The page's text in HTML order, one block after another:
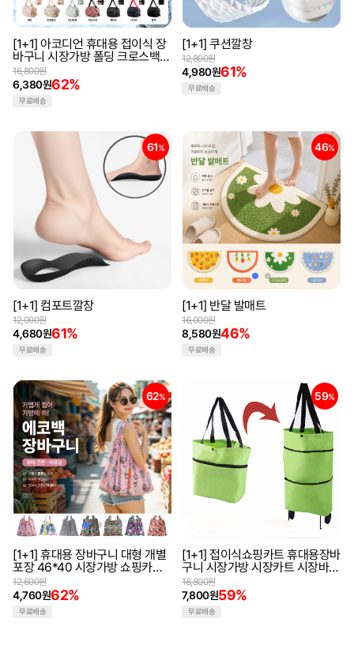
[1+1] 아코디언 휴대용 접이식 장
바구니 시장가방 폴딩 크로스백
마트 대용량 여행가방
6,380원62%
16,800원
무료배송
[1+1] 쿠션깔창
4,980원61%
12,800원
무료배송
61%
[1+1] 컴포트깔창
4,680원61%
12,000원
무료배송
46%
[1+1] 반달 발매트
8,580원46%
16,000원
무료배송
62%
[1+1] 휴대용 장바구니 대형 개별
포장 46*40 시장가방 쇼핑카트
장바구니 에코백 대용량장바구니
보조가방
4,760원62%
12,600원
무료배송
59%
[1+1] 접이식쇼핑카트 휴대용장바
구니 시장가방 시장카트 시장바구
니 휴대용카트
7,800원59%
18,800원
무료배송